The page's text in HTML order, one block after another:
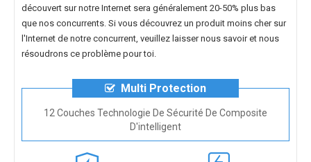
découvert sur notre Internet sera généralement 20-50% plus bas
que nos concurrents. Si vous découvrez un produit moins cher sur
l'Internet de notre concurrent, veuillez laisser nous savoir et nous
résoudrons ce problème pour toi.
Multi Protection
12 Couches Technologie De Sécurité De Composite
D'intelligent